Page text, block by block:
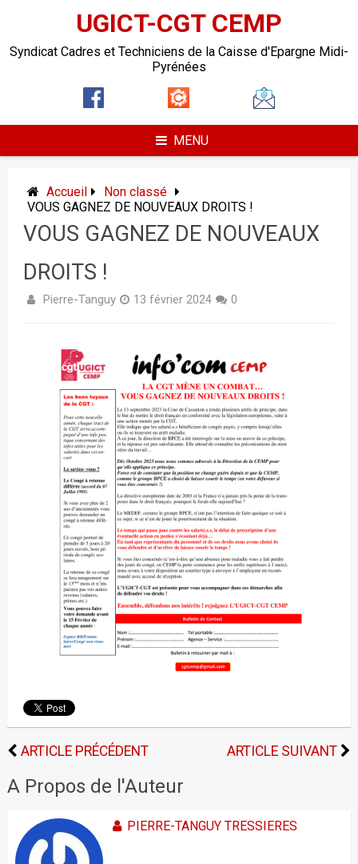
UGICT-CGT CEMP
Syndicat Cadres et Techniciens de la Caisse d'Epargne Midi-
Pyrénées
MENU
Accueil
Non classé
VOUS GAGNEZ DE NOUVEAUX DROITS !
VOUS GAGNEZ DE NOUVEAUX
DROITS !
Pierre-Tanguy 13 février 2024 0
ARTICLE PRÉCÉDENT ARTICLE SUIVANT
A Propos de l'Auteur
PIERRE-TANGUY TRESSIERES